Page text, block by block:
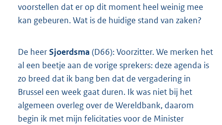
voorstellen dat er op dit moment heel weinig mee
kan gebeuren. Wat is de huidige stand van zaken?
De heerSjoerdsma (D66): Voorzitter. We merken het
al een beetje aan de vorige sprekers: deze agenda is
zo breed dat ik bang ben dat de vergadering in
Brussel een week gaat duren. Ik was niet bij het
algemeen overleg over de Wereldbank, daarom
begin ik met mijn felicitaties voor de Minister